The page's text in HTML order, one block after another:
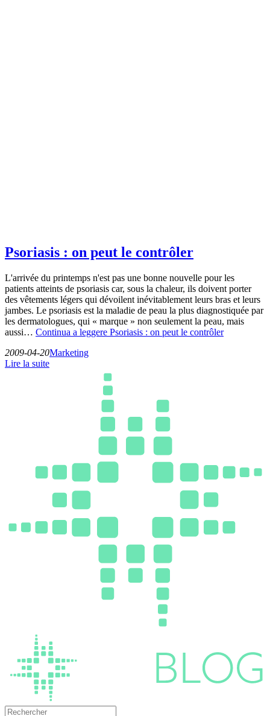
Psoriasis : on peut le contrôler
L'arrivée du printemps n'est pas une bonne nouvelle pour les
patients atteints de psoriasis car, sous la chaleur, ils doivent porter
des vêtements légers qui dévoilent inévitablement leurs bras et leurs
jambes. Le psoriasis est la maladie de peau la plus diagnostiquée par
les dermatologues, qui « marque » non seulement la peau, mais
aussi… Continua a leggere Psoriasis : on peut le contrôler
2009-04-20Marketing
Lire la suite